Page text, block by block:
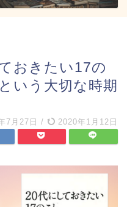
おきたい17の
いう大切な時期
7月27日 / 2020年1月12日